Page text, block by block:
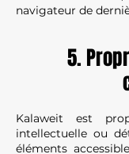
navigateur de
5.
Kalaweit est
intellectuelle ou
éléments